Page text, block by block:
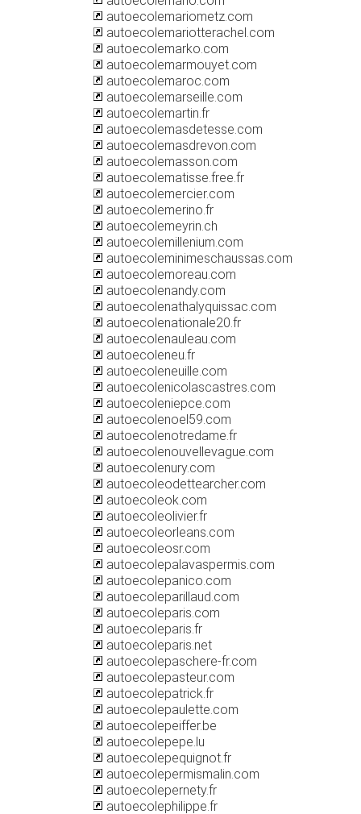
autoecolemariometz.com
autoecolemariotterachel.com
autoecolemarko.com
autoecolemarmouyet.com
autoecolemaroc.com
autoecolemarseille.com
autoecolemartin.fr
autoecolemasdetesse.com
autoecolemasdrevon.com
autoecolemasson.com
autoecolematisse.free.fr
autoecolemercier.com
autoecolemerino.fr
autoecolemeyrin.ch
autoecolemillenium.com
autoecoleminimeschaussas.com
autoecolemoreau.com
autoecolenandy.com
autoecolenathalyquissac.com
autoecolenationale20.fr
autoecolenauleau.com
autoecoleneu.fr
autoecoleneuille.com
autoecolenicolascastres.com
autoecoleniepce.com
autoecolenoel59.com
autoecolenotredame.fr
autoecolenouvellevague.com
autoecolenury.com
autoecoleodettearcher.com
autoecoleok.com
autoecoleolivier.fr
autoecoleorleans.com
autoecoleosr.com
autoecolepalavaspermis.com
autoecolepanico.com
autoecoleparillaud.com
autoecoleparis.com
autoecoleparis.fr
autoecoleparis.net
autoecolepaschere-fr.com
autoecolepasteur.com
autoecolepatrick.fr
autoecolepaulette.com
autoecolepeiffer.be
autoecolepepe.lu
autoecolepequignot.fr
autoecolepermismalin.com
autoecolepernety.fr
autoecolephilippe.fr